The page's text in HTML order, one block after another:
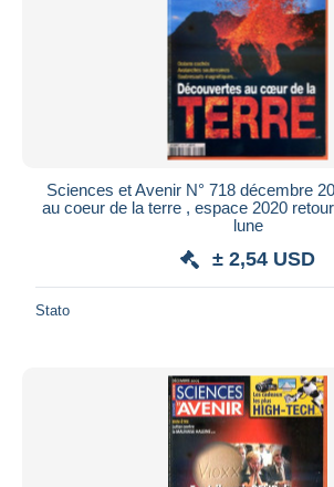
Sciences et Avenir N° 718 décembre
au coeur de la terre , espace 2020
lune
± 2,54 USD
Stato